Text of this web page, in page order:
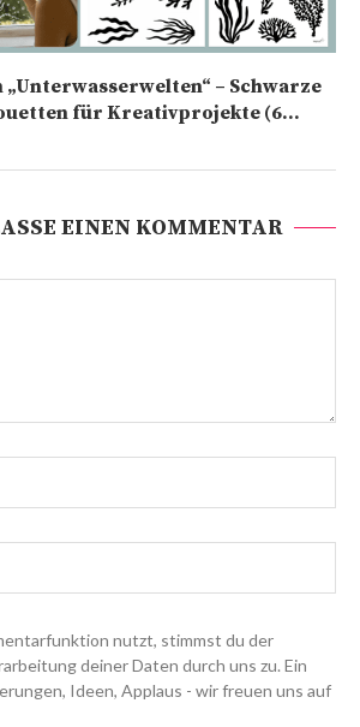
– Schwarze
für Kreativprojekte (6...
EINEN KOMMENTAR
nutzt, stimmst du der
deiner Daten durch uns zu. Ein
Ideen, Applaus - wir freuen uns auf